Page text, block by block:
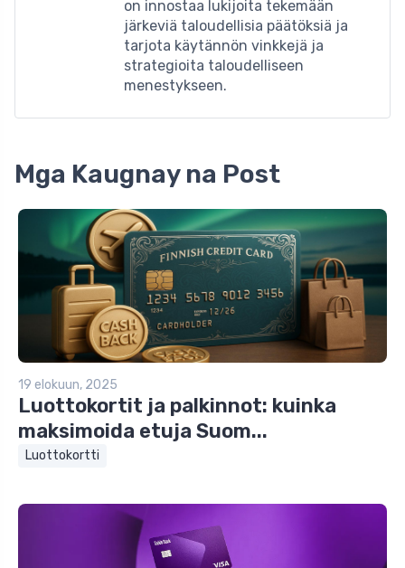
on innostaa lukijoita tekemään
järkeviä taloudellisia päätöksiä ja
tarjota käytännön vinkkejä ja
strategioita taloudelliseen
menestykseen.
Mga Kaugnay na Post
19 elokuun, 2025
Luottokortit ja palkinnot: kuinka
maksimoida etuja Suom...
Luottokortti